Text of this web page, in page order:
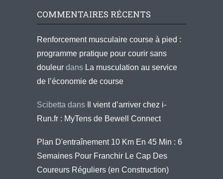
COMMENTAIRES RÉCENTS
Renforcement musculaire course à pied :
programme pratique pour courir sans
douleur dans La musculation au service
de l’économie de course
Scibetta dans
Il vient d’arriver chez i-
Run.fr : MyTens de Bewell Connect
Plan D'entraînement 10 Km En 45 Min : 6
Semaines Pour Franchir Le Cap Des
Coureurs Réguliers (en Construction)